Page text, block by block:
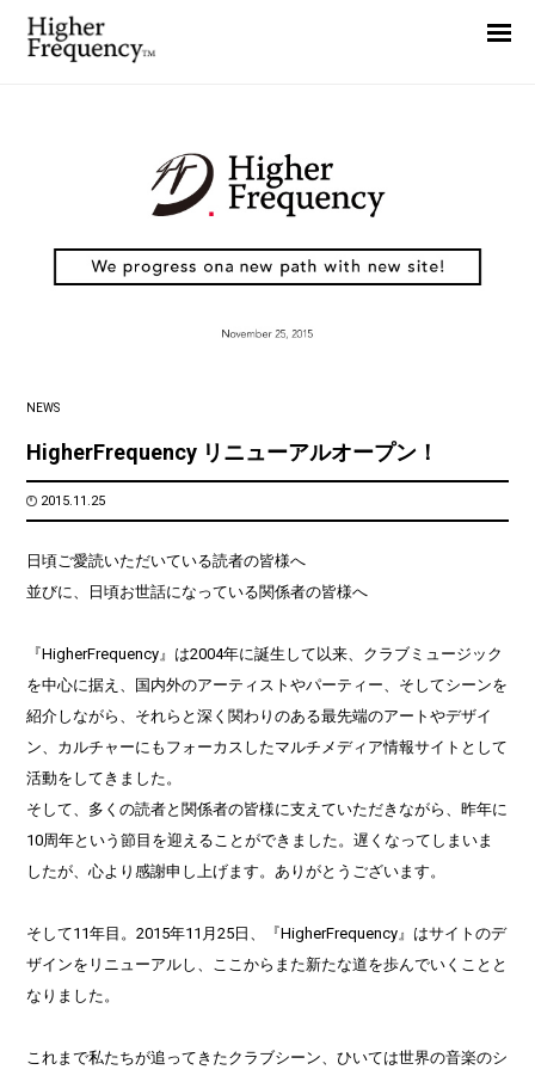
NEWS
HigherFrequency リニューアルオープン！
2015.11.25
日頃ご愛読いただいている読者の皆様へ
並びに、日頃お世話になっている関係者の皆様へ
『HigherFrequency』は2004年に誕生して以来、クラブミュージック
を中心に据え、国内外のアーティストやパーティー、そしてシーンを
紹介しながら、それらと深く関わりのある最先端のアートやデザイ
ン、カルチャーにもフォーカスしたマルチメディア情報サイトとして
活動をしてきました。
そして、多くの読者と関係者の皆様に支えていただきながら、昨年に
10周年という節目を迎えることができました。遅くなってしまいま
したが、心より感謝申し上げます。ありがとうございます。
そして11年目。2015年11月25日、『HigherFrequency』はサイトのデ
ザインをリニューアルし、ここからまた新たな道を歩んでいくことと
なりました。
これまで私たちが追ってきたクラブシーン、ひいては世界の音楽のシ
Highlight